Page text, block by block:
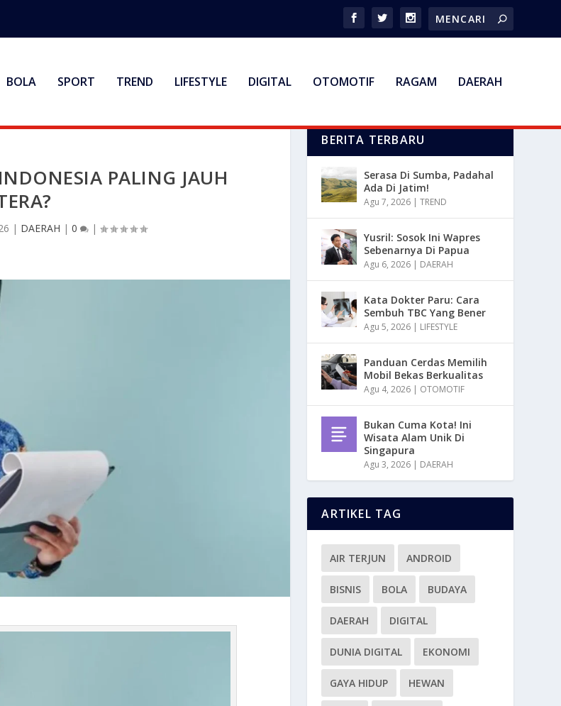
BOLA SPORT TREND LIFESTYLE DIGITAL OTOMOTIF RAGAM DAERAH
PALING JAUH
| DAERAH |0 |
BERITA TERBARU
Serasa Di Sumba, Padahal
Ada Di Jatim!
Agu 7, 2026 |TREND
Yusril: Sosok Ini Wapres
Sebenarnya Di Papua
Agu 6, 2026 | DAERAH
Kata Dokter Paru: Cara
Sembuh TBC Yang Bener
Agu 5, 2026 | LIFESTYLE
Panduan Cerdas Memilih
Mobil Bekas Berkualitas
Agu 4, 2026 | OTOMOTIF
Bukan Cuma Kota! Ini
Wisata Alam Unik Di
Singapura
Agu 3, 2026 | DAERAH
ARTIKEL TAG
AIR TERJUN ANDROID
BISNIS BOLA BUDAYA
DAERAH DIGITAL
DUNIA DIGITAL EKONOMI
GAYA HIDUP HEWAN